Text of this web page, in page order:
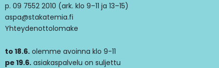
p. 09 7552 2010 (ark. klo 9–11 ja 13–15)
aspa@stakatemia.fi
Yhteydenottolomake
to 18.6. olemme avoinna klo 9-11
pe 19.6. asiakaspalvelu on suljettu